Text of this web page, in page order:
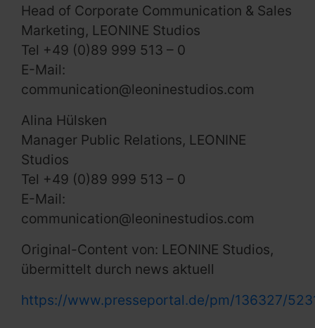
Head of Corporate Communication & Sales
Marketing, LEONINE Studios
Tel +49 (0)89 999 513 – 0
E-Mail:
communication@leoninestudios.com
Alina Hülsken
Manager Public Relations, LEONINE
Studios
Tel +49 (0)89 999 513 – 0
E-Mail:
communication@leoninestudios.com
Original-Content von: LEONINE Studios,
übermittelt durch news aktuell
https://www.presseportal.de/pm/136327/